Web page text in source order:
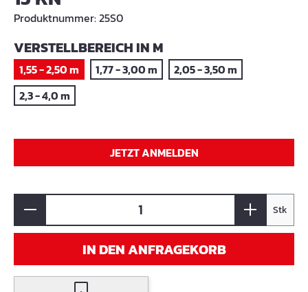
Produktnummer:25S0
VERSTELLBEREICH IN MAUSWÄHLEN
1,55 - 2,50 m 1,77 - 3,00 m
2,05 - 3,50 m
2,3 - 4,0 m
JETZT ANMELDEN
Stk
IN DEN ANFRAGEKORB